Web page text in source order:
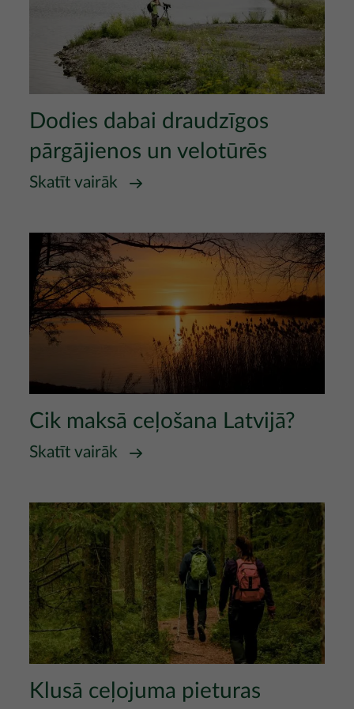
Dodies dabai draudzīgos
pārgājienos un velotūrēs
Skatīt vairāk
Attēls
Cik maksā ceļošana Latvijā?
Skatīt vairāk
Attēls
Klusā ceļojuma pieturas